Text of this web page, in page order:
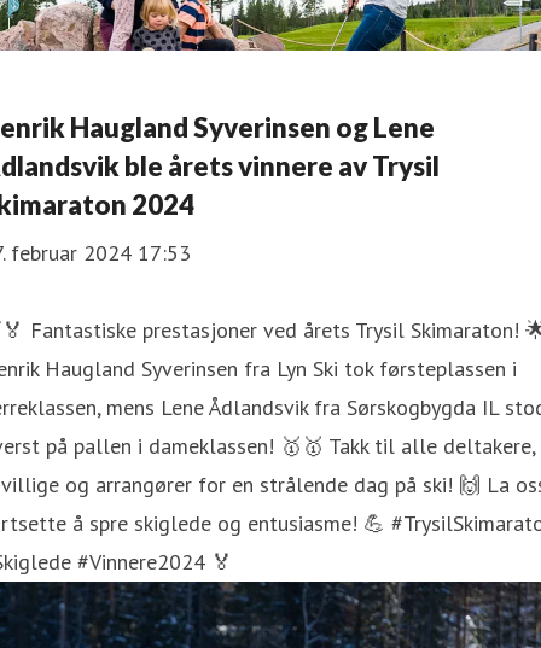
Haugland Syverinsen og Lene
ble årets vinnere av Trysil
2024
februar 2024 17:53
Fantastiske prestasjoner ved årets Trysil Skimaraton!
Haugland Syverinsen fra Lyn Ski tok førsteplassen i
mens Lene Ådlandsvik fra Sørskogbygda IL
på pallen i dameklassen! 🥇🥇 Takk til alle deltakere,
og arrangører for en strålende dag på ski! 🙌 La
å spre skiglede og entusiasme! 💪
#Vinnere2024 🏅